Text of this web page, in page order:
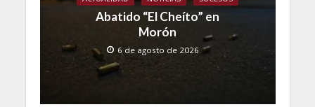
Abatido “El Cheíto” en
Morón
6 de agosto de 2026